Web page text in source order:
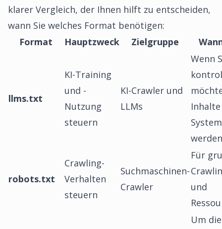
klarer Vergleich, der Ihnen hilft zu entscheiden,
wann Sie welches Format benötigen:
Format
Hauptzweck Zielgruppe
llms.txt
KI-Training
und -
Nutzung
steuern
KI-Crawler und
LLMs
Wenn
werden
robots.txt
Crawling-
Verhalten
steuern
Suchmaschinen-
Crawler
Für
und
Um die